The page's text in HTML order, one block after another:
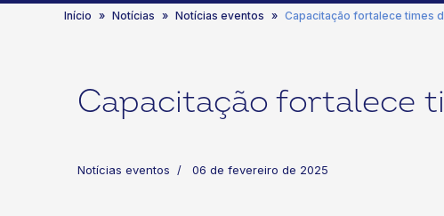
Início Notícias Notícias eventos Capacitação fortalece times
Capacitação fortalece
Notícias eventos 06 de fevereiro de 2025